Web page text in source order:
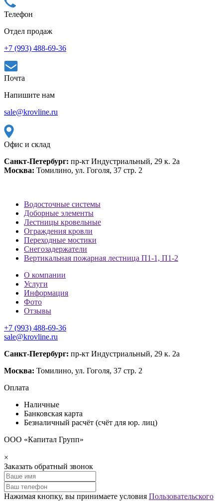
Телефон
Отдел продаж
+7 (993) 488-69-36
Почта
Напишите нам
sale@krovline.ru
Офис и склад
Санкт-Петербург: пр-кт Индустриальный, 29 к. 2а
Москва: Томилино, ул. Гоголя, 37 стр. 2
Водосточные системы
Доборные элементы
Лестницы кровельные
Ограждения кровли
Переходные мостики
Снегозадержатели
Вертикальная пожарная лестница П1-1, П1-2
О компании
Услуги
Информация
Фото
Отзывы
+7 (993) 488-69-36
sale@krovline.ru
Санкт-Петербург: пр-кт Индустриальный, 29 к. 2а
Москва: Томилино, ул. Гоголя, 37 стр. 2
Оплата
Наличные
Банковская карта
Безналичный расчёт (счёт для юр. лиц)
ООО «Капитал Групп»
×
Заказать обратный звонок
Нажимая кнопку, вы принимаете условия Пользовательского